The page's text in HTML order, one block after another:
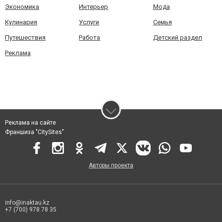
Экономика Интерьер Мода
Кулинария Услуги Семья
Путешествия Работа Детский раздел
Реклама
Реклама на сайте
Франшиза "CitySites"
Авторы проекта
info@inaktau.kz
+7 (700) 978 78 35